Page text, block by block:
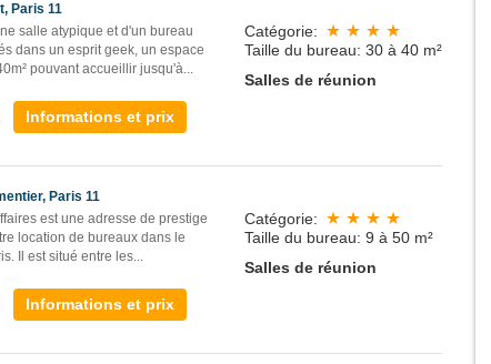
Paris 11
salle atypique et d'un bureau
dans un esprit geek, un espace
pouvant accueillir jusqu'à...
Informations et prix
Catégorie:
Taille du bureau: 30 à 40 m²
Salles de réunion
Paris 11
est une adresse de prestige
location de bureaux dans le
Il est situé entre les...
Informations et prix
Catégorie:
Taille du bureau: 9 à 50 m²
Salles de réunion